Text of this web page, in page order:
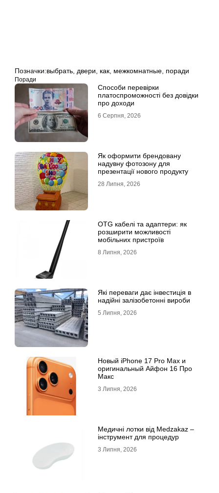
Позначки:выбрать двери как межкомнатные поради
Поради
Способи перевірки
платоспроможності без довідки
про доходи
6 Серпня, 2026
Як оформити брендовану
надувну фотозону для
презентації нового продукту
28 Липня, 2026
OTG кабелі та адаптери: як
розширити можливості
мобільних пристроїв
8 Липня, 2026
Які переваги дає інвестиція в
надійні залізобетонні вироби
5 Липня, 2026
Новый iPhone 17 Pro Max и
оригинальный Айфон 16 Про
Макс
3 Липня, 2026
Медичні лотки від Medzakaz –
інструмент для процедур
3 Липня, 2026